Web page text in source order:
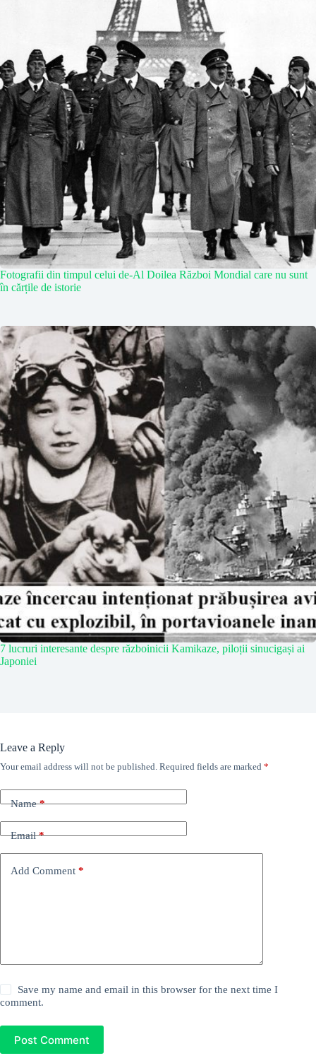
Fotografii din timpul celui de-Al Doilea Război Mondial care nu sunt
în cărțile de istorie
7 lucruri interesante despre războinicii Kamikaze, piloții sinucigași ai
Japoniei
Leave a Reply
Your email address will not be published. Required fields are marked *
Name*
Email*
Add Comment *
Save my name and email in this browser for the next time I
comment.
Post Comment